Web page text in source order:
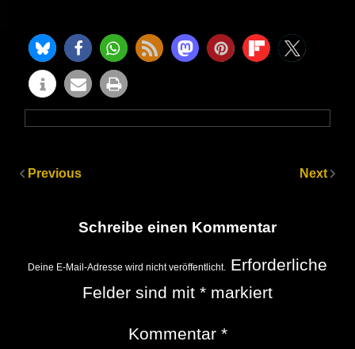
Previous Next
Schreibe einen Kommentar
Deine E-Mail-Adresse wird nicht veröffentlicht. Erforderliche
Felder sind mit * markiert
Kommentar *